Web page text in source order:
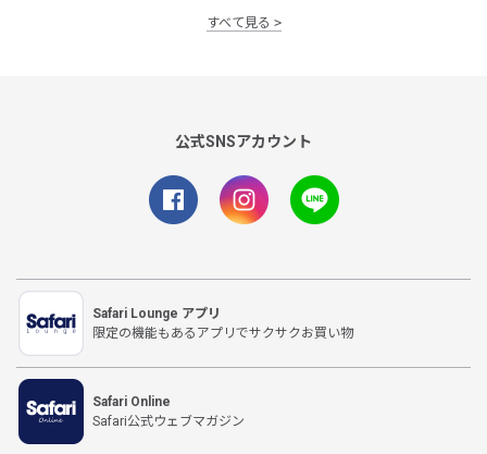
すべて見る
公式SNSアカウント
Safari Lounge アプリ
限定の機能もあるアプリでサクサクお買い物
Safari Online
Safari公式ウェブマガジン